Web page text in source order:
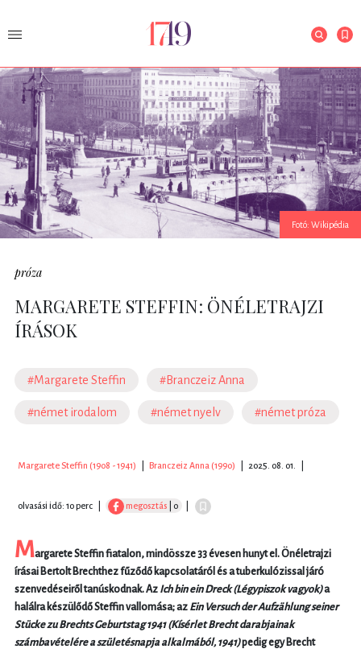
Fotó: Wikipédia
próza
MARGARETE STEFFIN: ÖNÉLETRAJZI
ÍRÁSOK
#Margarete Steffin #Branczeiz Anna
#német irodalom #német nyelv #német próza
Margarete Steffin (1908 - 1941) Branczeiz Anna (1990) 2025. 08. 01.
olvasási idő: 10 perc megosztás | 0
Margarete Steffin fiatalon, mindössze 33 évesen hunyt el. Önéletrajzi
írásai Bertolt Brechthez fűződő kapcsolatáról és a tuberkulózissal járó
szenvedéseiről tanúskodnak. Az Ich bin ein Dreck (Légypiszok vagyok)a
halálra készülődő Steffin vallomása; az Ein Versuch der Aufzählung seiner
Stücke zu Brechts Geburtstag 1941 (Kísérlet Brecht darabjainak
számbavételére a születésnapja alkalmából, 1941)pedig egy Brecht